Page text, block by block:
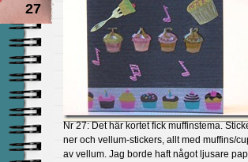
27
Nr 27: Det här kortet fick muffinstema.
ner och vellum-stickers, allt med muffins/
av vellum. Jag borde haft något ljusare